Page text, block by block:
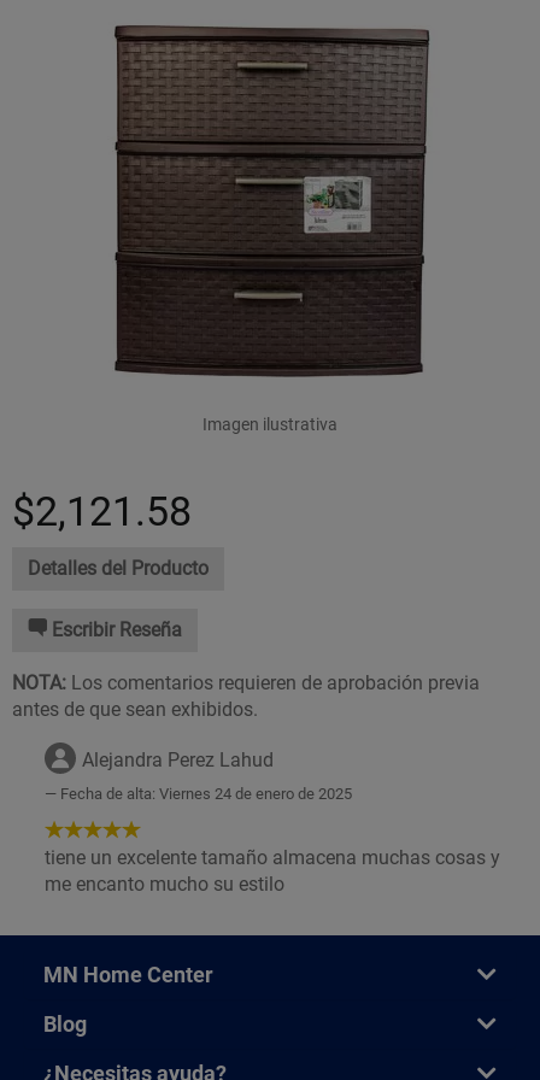
Imagen ilustrativa
$2,121.58
Detalles del Producto
Escribir Reseña
NOTA: Los comentarios requieren de aprobación previa
antes de que sean exhibidos.
Alejandra Perez Lahud
Fecha de alta: Viernes 24 de enero de 2025
5
de
5
tiene un excelente tamaño almacena muchas cosas y
me encanto mucho su estilo
MN Home Center
Blog
¿Necesitas ayuda?